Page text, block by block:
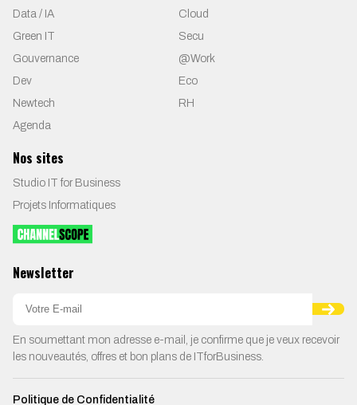
Data / IA
Cloud
Green IT
Secu
Gouvernance
@Work
Dev
Eco
Newtech
RH
Agenda
Nos sites
Studio IT for Business
Projets Informatiques
Newsletter
En soumettant mon adresse e-mail, je confirme que je veux recevoir
les nouveautés, offres et bon plans de ITforBusiness.
Politique de Confidentialité